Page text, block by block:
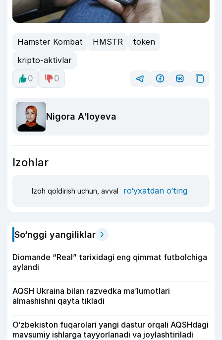
Hamster Kombat HMSTR
token
kripto-aktivlar
0
0
Nigora A'loyeva
Izohlar
Izoh qoldirish uchun, avval ro‘yxatdan o‘ting
So‘nggi yangiliklar
Diomande “Real” tarixidagi eng qimmat futbolchiga
aylandi
AQSH Ukraina bilan razvedka ma’lumotlari
almashishni qayta tikladi
O‘zbekiston fuqarolari yangi dastur orqali AQSHdagi
mavsumiy ishlarga tayyorlanadi va joylashtiriladi